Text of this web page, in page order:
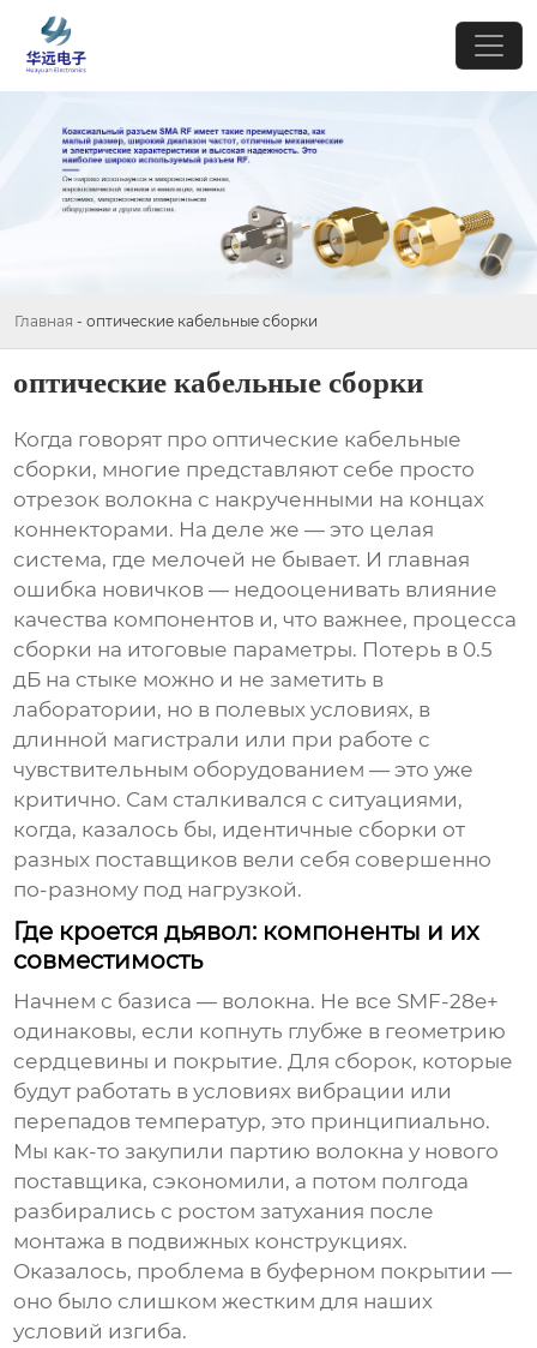
Главная - оптические кабельные сборки
оптические кабельные сборки
Когда говорят про оптические кабельные
сборки, многие представляют себе просто
отрезок волокна с накрученными на концах
коннекторами. На деле же — это целая
система, где мелочей не бывает. И главная
ошибка новичков — недооценивать влияние
качества компонентов и, что важнее, процесса
сборки на итоговые параметры. Потерь в 0.5
дБ на стыке можно и не заметить в
лаборатории, но в полевых условиях, в
длинной магистрали или при работе с
чувствительным оборудованием — это уже
критично. Сам сталкивался с ситуациями,
когда, казалось бы, идентичные сборки от
разных поставщиков вели себя совершенно
по-разному под нагрузкой.
Где кроется дьявол: компоненты и их
совместимость
Начнем с базиса — волокна. Не все SMF-28e+
одинаковы, если копнуть глубже в геометрию
сердцевины и покрытие. Для сборок, которые
будут работать в условиях вибрации или
перепадов температур, это принципиально.
Мы как-то закупили партию волокна у нового
поставщика, сэкономили, а потом полгода
разбирались с ростом затухания после
монтажа в подвижных конструкциях.
Оказалось, проблема в буферном покрытии —
оно было слишком жестким для наших
условий изгиба.